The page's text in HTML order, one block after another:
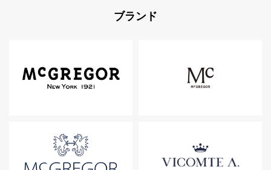
ブランド